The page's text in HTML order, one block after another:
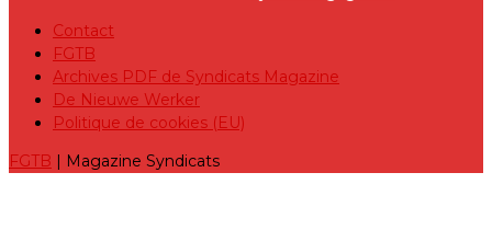
Contact
FGTB
Archives PDF de Syndicats Magazine
De Nieuwe Werker
Politique de cookies (EU)
FGTB | Magazine Syndicats